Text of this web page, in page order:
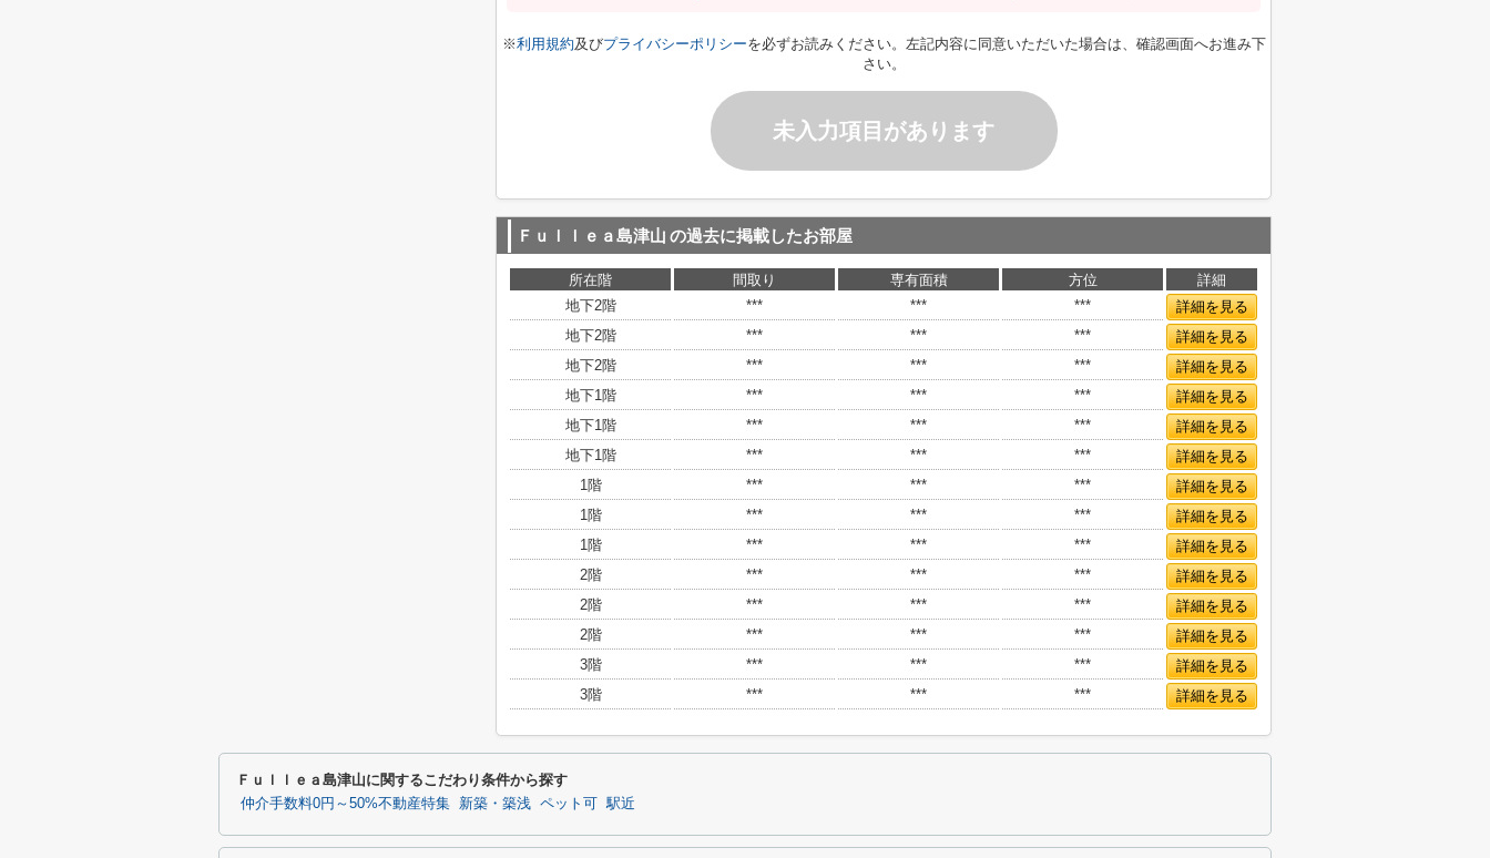
※利用規約及びプライバシーポリシーを必ずお読みください。左記内容に同意いただいた場合は、確認画面へお進み下
さい。
未入力項目があります
Ｆｕｌｌｅａ島津山 の過去に掲載したお部屋
所在階 間取り 専有面積 方位
詳細
地下2階
*** *** ***
詳細を見る
地下2階
*** *** ***
詳細を見る
地下2階
*** *** ***
詳細を見る
地下1階
*** *** ***
詳細を見る
地下1階
*** *** ***
詳細を見る
地下1階
*** *** ***
詳細を見る
1階
*** *** ***
詳細を見る
1階
*** *** ***
詳細を見る
1階
*** *** ***
詳細を見る
2階
*** *** ***
詳細を見る
2階
*** *** ***
詳細を見る
2階
*** *** ***
詳細を見る
3階
*** *** ***
詳細を見る
3階
*** *** *** 詳細を見る
Ｆｕｌｌｅａ島津山に関するこだわり条件から探す
仲介手数料0円～50%不動産特集 新築・築浅 ペット可 駅近